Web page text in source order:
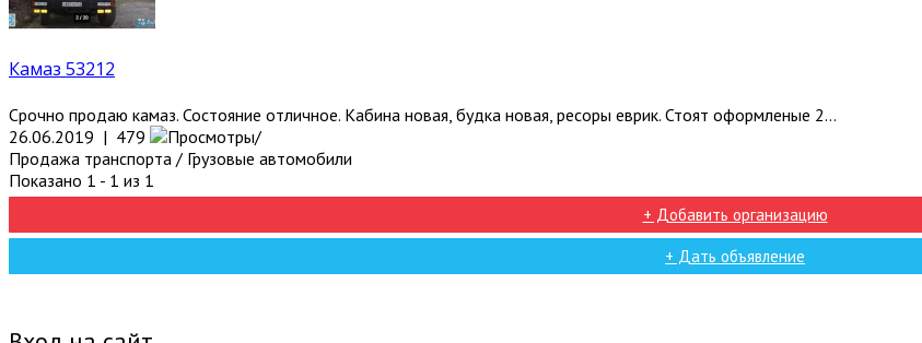
Камаз 53212
Срочно продаю камаз. Состояние отличное. Кабина новая, будка новая, ресоры еврик. Стоят оформленые 2...
26.06.2019 | 479
Продажа транспорта / Грузовые автомобили
Показано 1 - 1 из 1
+ Добавить организацию
+ Дать объявление